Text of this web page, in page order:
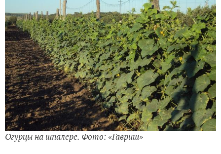
Огурцы на шпалере. Фото: «Гавриш»